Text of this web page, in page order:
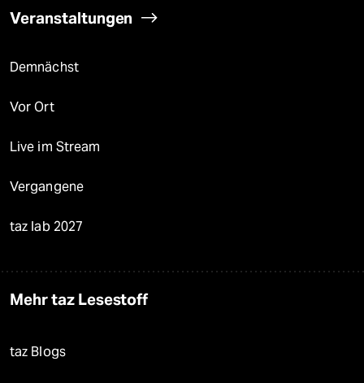
Veranstaltungen
Demnächst
Vor Ort
Live im Stream
Vergangene
taz lab 2027
Mehr taz Lesestoff
taz Blogs